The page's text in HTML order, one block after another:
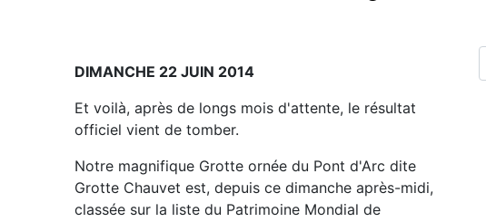
DIMANCHE 22 JUIN 2014
Et voilà, après de longs mois d'attente, le résultat
officiel vient de tomber.
Notre magnifique Grotte ornée du Pont d'Arc dite
Grotte Chauvet est, depuis ce dimanche après-midi,
classée sur la liste du Patrimoine Mondial de